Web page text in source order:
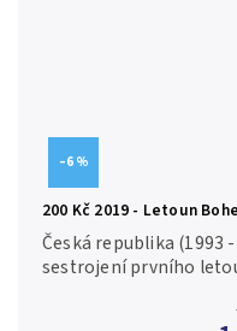
–6 %
200 Kč 2019 - Letoun
Česká republika (1993
sestrojení prvního